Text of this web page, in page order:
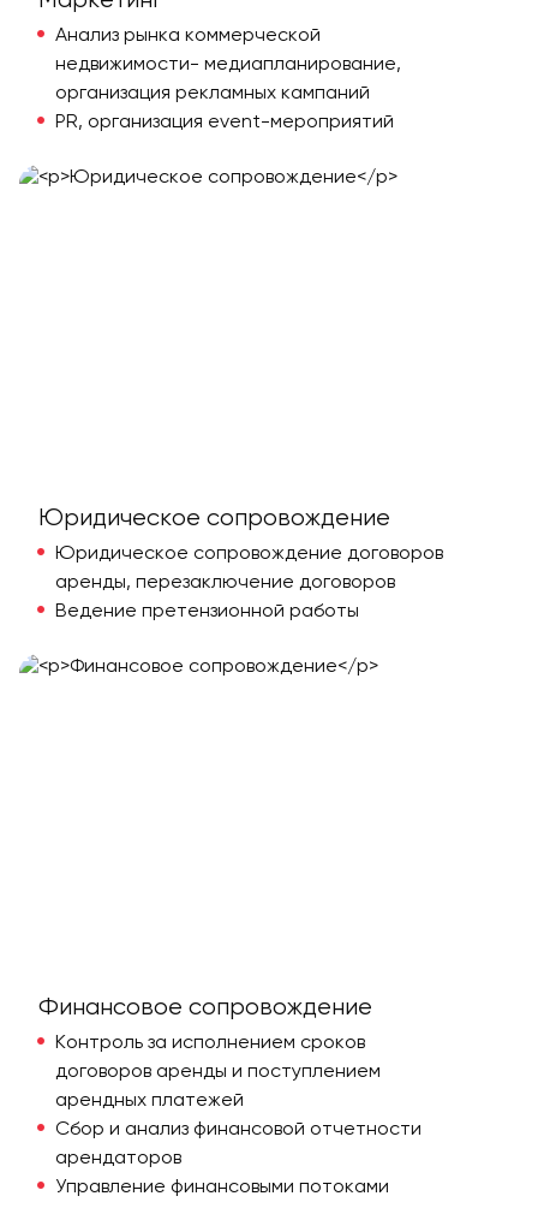
Анализ рынка коммерческой
недвижимости- медиапланирование,
организация рекламных кампаний
PR, организация event-мероприятий
Юридическое сопровождение
Юридическое сопровождение договоров
аренды, перезаключение договоров
Ведение претензионной работы
Финансовое cопровождение
Контроль за исполнением сроков
договоров аренды и поступлением
арендных платежей
Сбор и анализ финансовой отчетности
арендаторов
Управление финансовыми потоками